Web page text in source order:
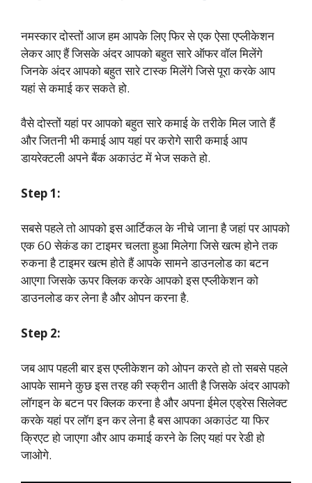
नमस्कार दोस्तों आज हम आपके लिए फिर से एक ऐसा एप्लीकेशन
लेकर आए हैं जिसके अंदर आपको बहुत सारे ऑफर वॉल मिलेंगे
जिनके अंदर आपको बहुत सारे टास्क मिलेंगे जिसे पूरा करके आप
यहां से कमाई कर सकते हो.
वैसे दोस्तों यहां पर आपको बहुत सारे कमाई के तरीके मिल जाते हैं
और जितनी भी कमाई आप यहां पर करोगे सारी कमाई आप
डायरेक्टली अपने बैंक अकाउंट में भेज सकते हो.
Step 1:
सबसे पहले तो आपको इस आर्टिकल के नीचे जाना है जहां पर आपको
एक 60 सेकंड का टाइमर चलता हुआ मिलेगा जिसे खत्म होने तक
रुकना है टाइमर खत्म होते हैं आपके सामने डाउनलोड का बटन
आएगा जिसके ऊपर क्लिक करके आपको इस एप्लीकेशन को
डाउनलोड कर लेना है और ओपन करना है.
Step 2:
जब आप पहली बार इस एप्लीकेशन को ओपन करते हो तो सबसे पहले
आपके सामने कुछ इस तरह की स्क्रीन आती है जिसके अंदर आपको
लॉगइन के बटन पर क्लिक करना है और अपना ईमेल एड्रेस सिलेक्ट
करके यहां पर लॉग इन कर लेना है बस आपका अकाउंट या फिर
क्रिएट हो जाएगा और आप कमाई करने के लिए यहां पर रेडी हो
जाओगे.